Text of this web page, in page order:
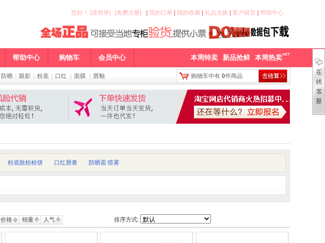
我的订单 我的收藏 礼品兑换 客户留言 帮助中心
您好 ！ [请登录] [免费注册]
帮助中心 购物车 会员中心 本周特卖 新品抢鲜 本周热卖
防晒 眼影 粉底 口红 面膜 唇釉 购物车中有 0件商品
粉底散粉粉饼 口红唇膏 防晒霜 喷雾
价格 销量 人气 排序方式: